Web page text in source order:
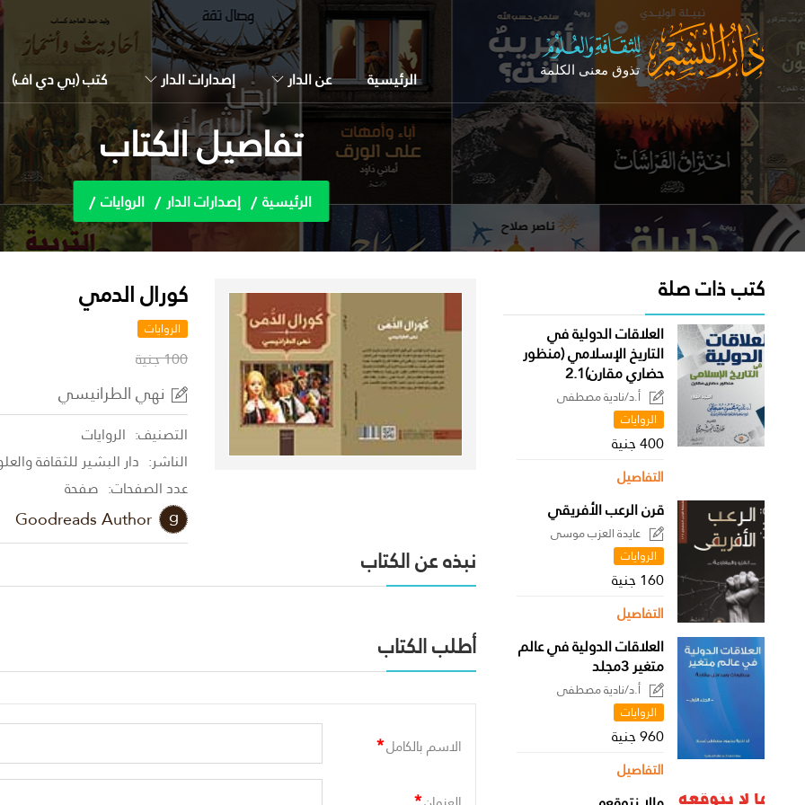
الرئيسية عن الدار إصدارات الدار كتب (بي دي اف)
تفاصيل الكتاب
الرئيسية إصدارات الدار الروايات
كتب ذات صلة
العلاقات الدولية في
التاريخ الإسلامي (منظور
حضاري مقارن)2.1
أ.د/نادية مصطفى
الروايات
400 جنية
التفاصيل
قرن الرعب الأفريقي
عايدة العزب موسى
الروايات
160 جنية
التفاصيل
العلاقات الدولية في عالم
متغير 3مجلد
أ.د/نادية مصطفى
الروايات
960 جنية
التفاصيل
كورال الدمي
الروايات
100 جنية
نهي الطرانيسي
التصنيف: الروايات
الناشر: دار البشير للثقافة
عدد الصفحات: صفحة
Goodreads Author
نبذه عن الكتاب
أطلب الكتاب
الاسم بالكامل*